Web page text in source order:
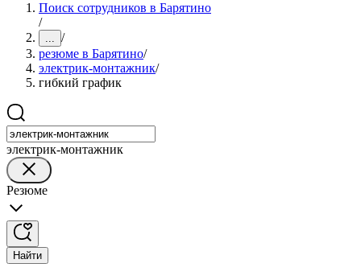
Поиск сотрудников в Барятино
/
... /
резюме в Барятино/
электрик-монтажник/
гибкий график
электрик-монтажник
Резюме
Найти